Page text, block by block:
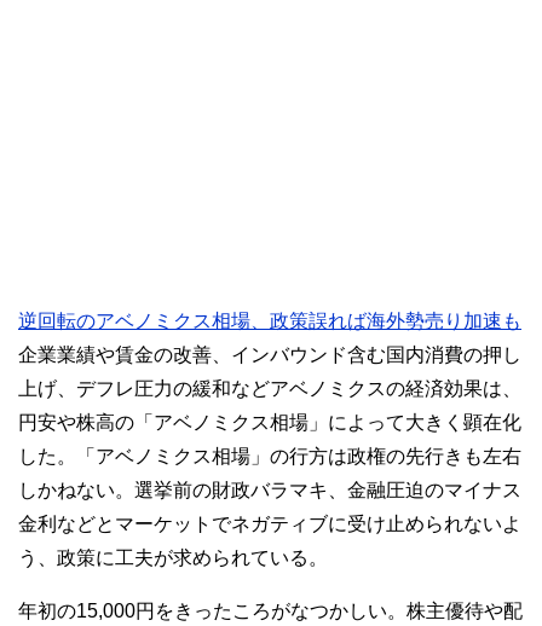
逆回転のアベノミクス相場、政策誤れば海外勢売り加速も
企業業績や賃金の改善、インバウンド含む国内消費の押し
上げ、デフレ圧力の緩和などアベノミクスの経済効果は、
円安や株高の「アベノミクス相場」によって大きく顕在化
した。「アベノミクス相場」の行方は政権の先行きも左右
しかねない。選挙前の財政バラマキ、金融圧迫のマイナス
金利などとマーケットでネガティブに受け止められないよ
う、政策に工夫が求められている。
年初の15,000円をきったころがなつかしい。株主優待や配